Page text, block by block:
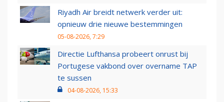
Riyadh Air breidt netwerk verder uit:
opnieuw drie nieuwe bestemmingen
05-08-2026, 7:29
Directie Lufthansa probeert onrust bij
Portugese vakbond over overname TAP
te sussen
04-08-2026, 15:33